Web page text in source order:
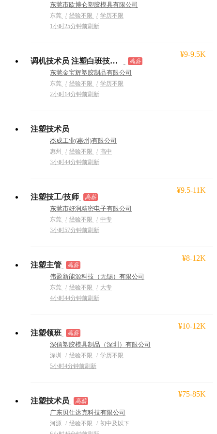
东莞市欧博仑塑胶模具有限公司
东莞 经验不限
学历不限
1小时25分钟前刷新
调机技术员 注塑白班技术员 高薪
东莞金宝辉塑胶制品有限公司
¥9-9.5K
东莞 经验不限
学历不限
2小时14分钟前刷新
注塑技术员
杰成工业(惠州)有限公司
惠州 经验不限
高中
3小时44分钟前刷新
注塑技工/技师 高薪
东莞市好润精密电子有限公司
¥9.5-11K
东莞 经验不限
中专
3小时57分钟前刷新
注塑主管 高薪
伟盈新能源科技（无锡）有限公司
¥8-12K
东莞 经验不限
大专
4小时44分钟前刷新
注塑领班 高薪
深信塑胶模具制品（深圳）有限公司
¥10-12K
深圳 经验不限
学历不限
5小时4分钟前刷新
注塑技术员 高薪
广东贝仕达克科技有限公司
¥75-85K
河源 经验不限
初中及以下